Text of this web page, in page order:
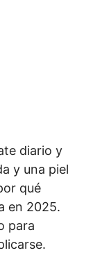
diario y
y una piel
qué
en 2025.
para